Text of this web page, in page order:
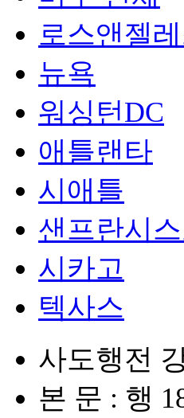
로스앤젤
뉴욕
워싱턴DC
애틀랜타
시애틀
샌프란시
시카고
텍사스
사도행전
본 문 : 행